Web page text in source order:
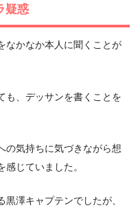
疑惑
なかなか本人に聞くことが
も、デッサンを書くことを
の気持ちに気づきながら想
じていました。
澤キャプテンでしたが、